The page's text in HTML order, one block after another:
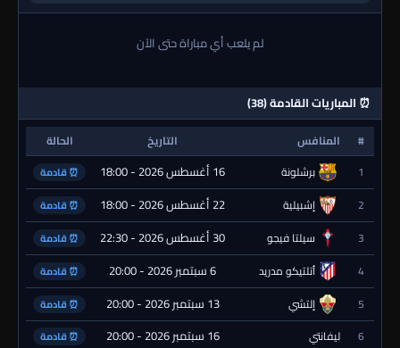
لم يلعب أي مباراة حتى الآن
⏰ المباريات القادمة (38)
# المنافس التاريخ
الحالة
1
برشلونة 16 أغسطس 2026 - 18:00 ⏰ قادمة
2 إشبيلية 22 أغسطس 2026 - 18:00 ⏰ قادمة
3 سيلتا فيجو 30 أغسطس 2026 - 22:30 ⏰ قادمة
4 أتلتيكو مدريد 6 سبتمبر 2026 - 20:00 ⏰ قادمة
5 إلتشي 13 سبتمبر 2026 - 20:00 ⏰ قادمة
6 ليفانتي 16 سبتمبر 2026 - 20:00 ⏰ قادمة